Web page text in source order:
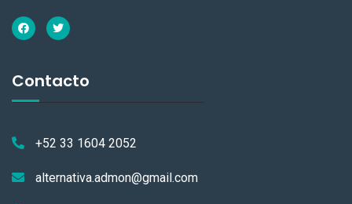
Contacto
+52 33 1604 2052
alternativa.admon@gmail.com